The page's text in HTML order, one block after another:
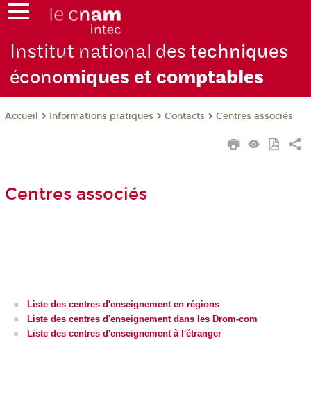
Institut national destechniques
économiques et comptables
Accueil Informations pratiques Contacts Centres associés
Centres associés
Liste des centres d'enseignement en régions
Liste des centres d'enseignement dans les Drom-com
Liste des centres d'enseignement à l'étranger